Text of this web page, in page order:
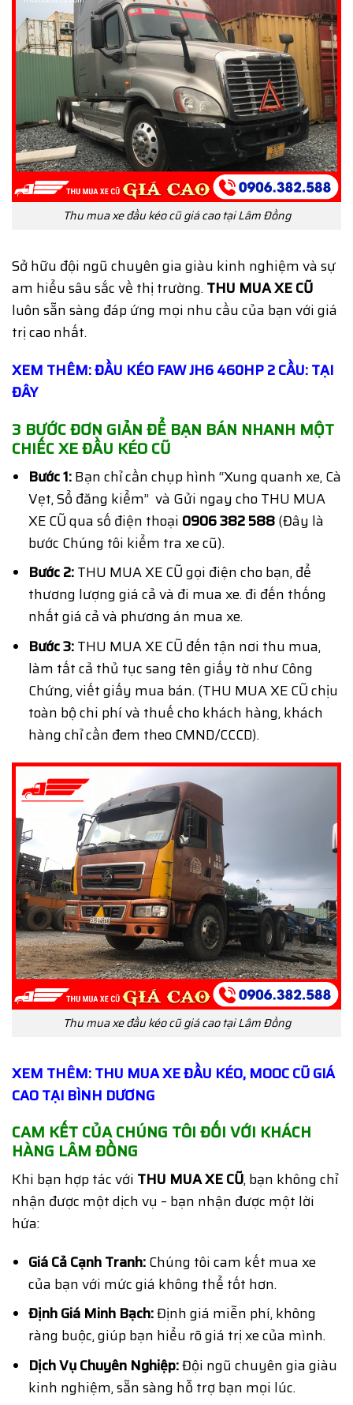
Thu mua xe đầu kéo cũ giá cao tại Lâm Đồng
Sở hữu đội ngũ chuyên gia giàu kinh nghiệm và sự
am hiểu sâu sắc về thị trường.THU MUA XE CŨ
luôn sẵn sàng đáp ứng mọi nhu cầu của bạn với giá
trị cao nhất.
XEM THÊM:ĐẦU KÉO FAW JH6 460HP 2 CẦU: TẠI
ĐÂY
3 BƯỚC ĐƠN GIẢN ĐỂ BẠN BÁN NHANH MỘT
CHIẾC XE ĐẦU KÉO CŨ
Bước 1:Bạn chỉ cần chụp hình “Xung quanh xe, Cà
Vẹt, Sổ đăng kiểm” và Gửi ngay cho THU MUA
XE CŨ qua số điện thoại 0906 382 588(Đây là
bước Chúng tôi kiểm tra xe cũ).
Bước 2:THU MUA XE CŨ gọi điện cho bạn, để
thương lượng giá cả và đi mua xe. đi đến thống
nhất giá cả và phương án mua xe.
Bước 3:THU MUA XE CŨ đến tận nơi thu mua,
làm tất cả thủ tục sang tên giấy tờ như Công
Chứng, viết giấy mua bán. (THU MUA XE CŨ chịu
toàn bộ chi phí và thuế cho khách hàng, khách
hàng chỉ cần đem theo CMND/CCCD).
Thu mua xe đầu kéo cũ giá cao tại Lâm Đồng
XEM THÊM: THU MUA XE ĐẦU KÉO, MOOC CŨ GIÁ
CAO TẠI BÌNH DƯƠNG
CAM KẾT CỦA CHÚNG TÔI ĐỐI VỚI KHÁCH
HÀNG LÂM ĐỒNG
Khi bạn hợp tác với THU MUA XE CŨ, bạn không chỉ
nhận được một dịch vụ – bạn nhận được một lời
hứa:
Giá Cả Cạnh Tranh:Chúng tôi cam kết mua xe
của bạn với mức giá không thể tốt hơn.
Định Giá Minh Bạch:Định giá miễn phí, không
ràng buộc, giúp bạn hiểu rõ giá trị xe của mình.
Dịch Vụ Chuyên Nghiệp:Đội ngũ chuyên gia giàu
kinh nghiệm, sẵn sàng hỗ trợ bạn mọi lúc.